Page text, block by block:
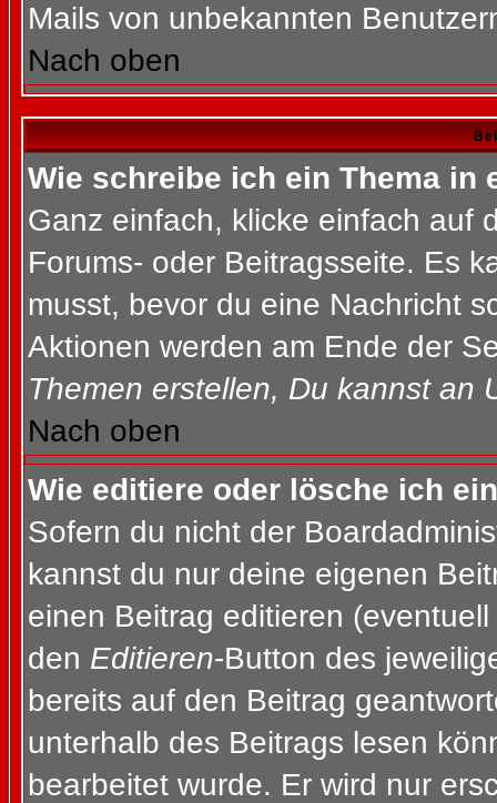
Mails von unbekannten
Nach oben
Wie schreibe ich ein Thema in
Ganz einfach, klicke einfach auf
Forums- oder Beitragsseite. Es
musst, bevor du eine Nachricht
Aktionen werden am Ende der
Themen erstellen, Du kannst an
Nach oben
Wie editiere oder lösche ich
Sofern du nicht der
kannst du nur deine eigenen
einen Beitrag editieren
den Editieren-Button des
bereits auf den Beitrag
unterhalb des Beitrags lesen
bearbeitet wurde. Er wird nur